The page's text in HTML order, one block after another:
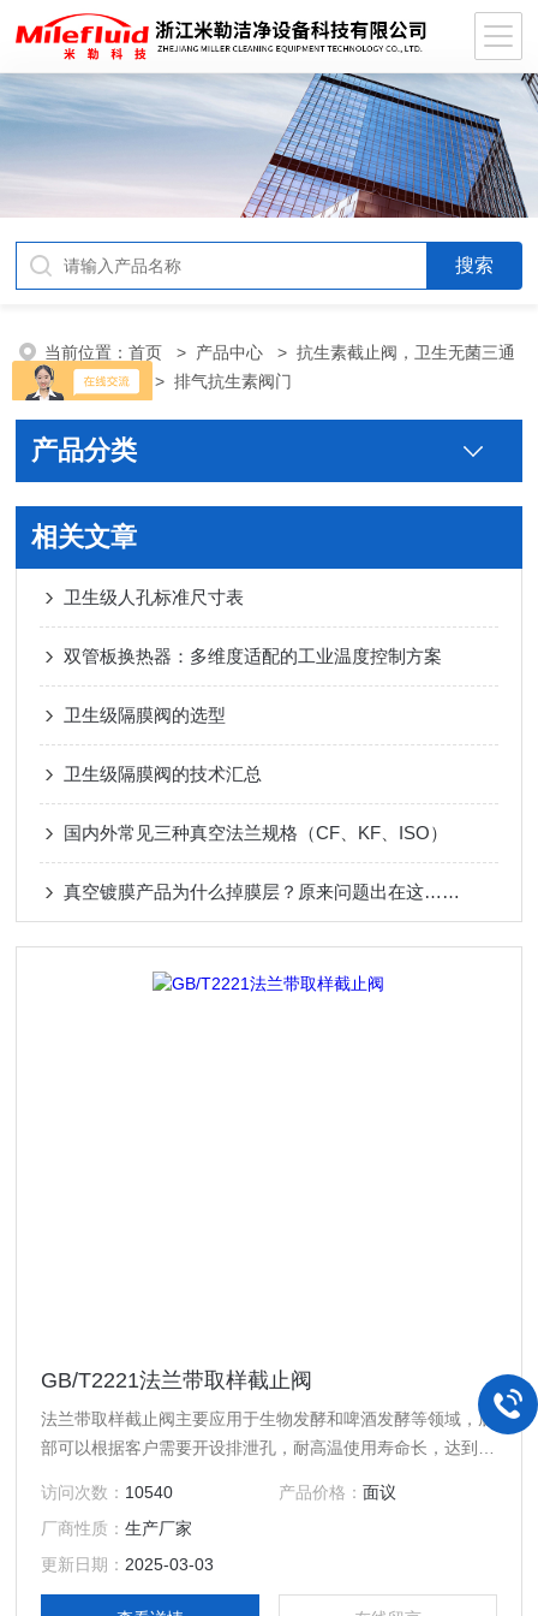
当前位置：首页 > 产品中心 >抗生素截止阀，卫生无菌三通
抗生素截止阀
>排气抗生素阀门
产品分类
相关文章
卫生级人孔标准尺寸表
双管板换热器：多维度适配的工业温度控制方案
卫生级隔膜阀的选型
卫生级隔膜阀的技术汇总
国内外常见三种真空法兰规格（CF、KF、ISO）
真空镀膜产品为什么掉膜层？原来问题出在这……
GB/T2221法兰带取样截止阀
法兰带取样截止阀主要应用于生物发酵和啤酒发酵等领域，底
部可以根据客户需要开设排泄孔，耐高温使用寿命长，达到零
菌、清毒功能，防止产品染菌。 2、密封垫采用耐高温聚四氟
乙烯复合材料制成。（Z高温度可达 ≤220℃） 3、密封垫、阀
体中道密封圈，阀杆填料全部采用优质聚四氟乙烯材料。寿命
长、耐腐蚀，确保无内外漏。 4、流线型的流道，使得压力损
访问次数： 10540 产品价格： 面议
厂商性质：生产厂家
更新日期： 2025-03-03